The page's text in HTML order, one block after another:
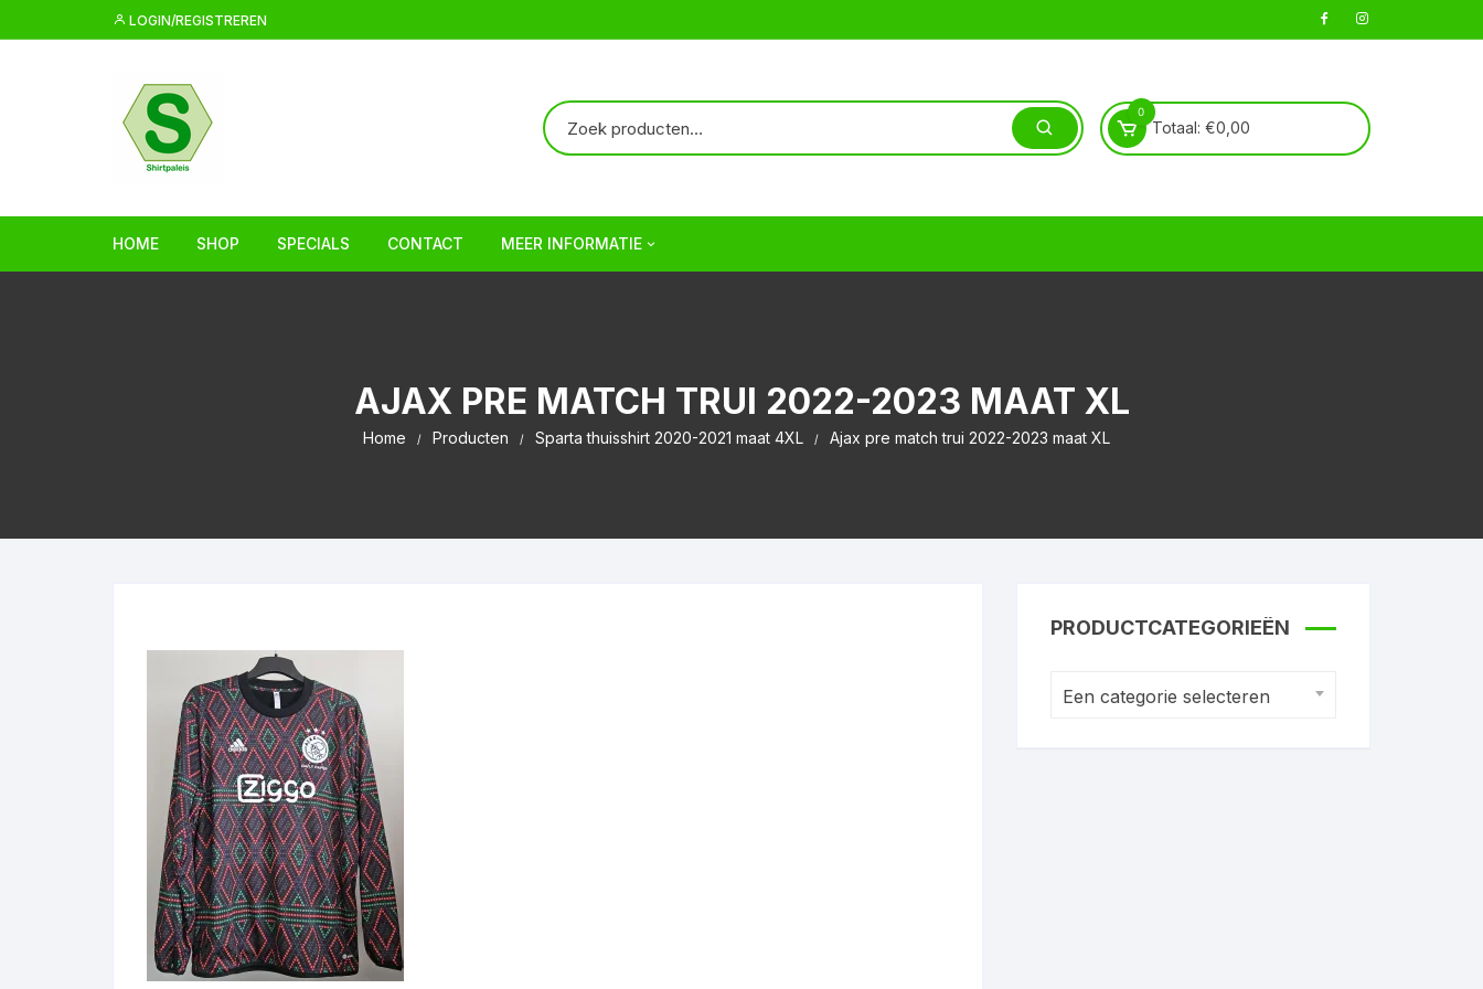
naar
LOGIN/REGISTREREN
0
Totaal: €0,00
HOME SHOP SPECIALS CONTACT MEER INFORMATIE
Veelgestelde vragen | FAQ
AJAX PRE MATCH TRUI 2022-2023 MAAT XL
Home Producten Sparta thuisshirt 2020-2021 maat 4XL Ajax pre match trui 2022-2023 maat XL
PRODUCTCATEGORIEËN
Een categorie selecteren